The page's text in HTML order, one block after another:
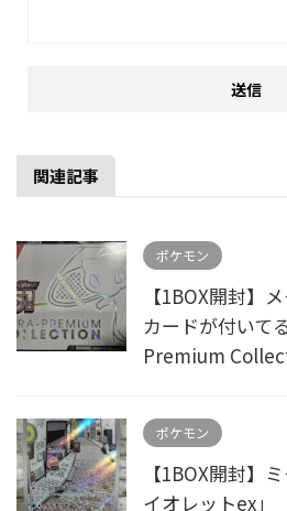
関連記事
ポケモン
【1BOX開封】
カードが付いて
Premium
ポケモン
【1BOX開封】
イオレットex」